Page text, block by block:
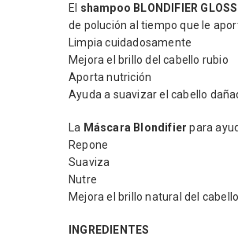
El shampoo BLONDIFIER GLOSS
de polución al tiempo que le
Limpia cuidadosamente
Mejora el brillo del cabello rubio
Aporta nutrición
Ayuda a suavizar el cabello
La Máscara Blondifier para
Repone
Suaviza
Nutre
Mejora el brillo natural del cabello
INGREDIENTES